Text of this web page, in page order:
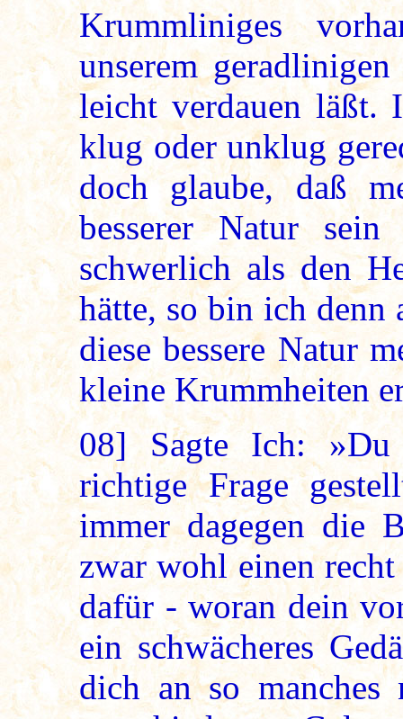
Krummliniges
unserem
leicht verdauen
klug oder unklug
doch glaube, daß
besserer Natur
schwerlich als den
hätte, so bin ich denn
diese bessere Natur
kleine Krummheiten
08] Sagte Ich: »Du
richtige Frage
immer dagegen die
zwar wohl einen recht
dafür - woran dein
ein schwächeres
dich an so